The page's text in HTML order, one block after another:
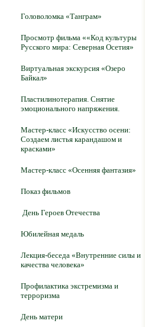
Головоломка «Танграм»
Просмотр фильма ««Код культуры
Русского мира: Северная Осетия»
Виртуальная экскурсия «Озеро
Байкал»
Пластилинотерапия. Снятие
эмоционального напряжения.
Мастер-класс «Искусство осени:
Создаем листья карандашом и
красками»
Мастер-класс «Осенняя фантазия»
Показ фильмов
День Героев Отечества
Юбилейная медаль
Лекция-беседа «Внутренние силы и
качества человека»
Профилактика экстремизма и
терроризма
День матери